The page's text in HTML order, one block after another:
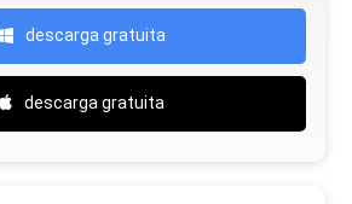
descarga gratuita
descarga gratuita